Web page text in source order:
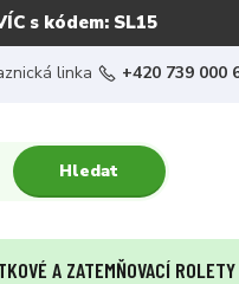
s kódem: SL15
Hledat
linka +420 739 000
A ZATEMŇOVACÍ